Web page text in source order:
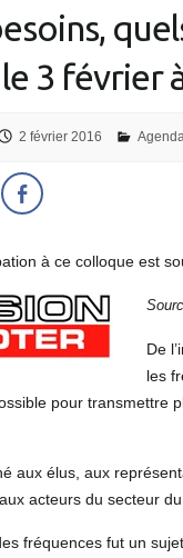
3 février
2 février 2016 Agenda
à ce colloque est
De
les
pour transmettre
aux élus, aux
acteurs du secteur
fréquences fut un